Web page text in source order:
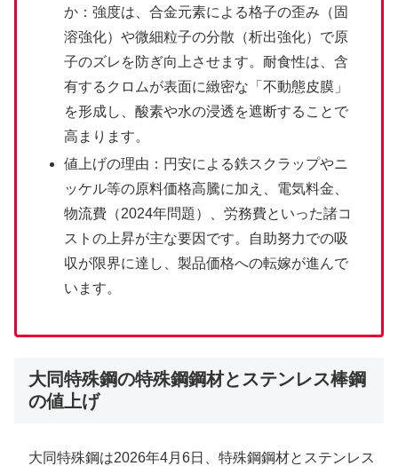
か：強度は、合金元素による格子の歪み（固
溶強化）や微細粒子の分散（析出強化）で原
子のズレを防ぎ向上させます。耐食性は、含
有するクロムが表面に緻密な「不動態皮膜」
を形成し、酸素や水の浸透を遮断することで
高まります。
値上げの理由：円安による鉄スクラップやニ
ッケル等の原料価格高騰に加え、電気料金、
物流費（2024年問題）、労務費といった諸コ
ストの上昇が主な要因です。自助努力での吸
収が限界に達し、製品価格への転嫁が進んで
います。
大同特殊鋼の特殊鋼鋼材とステンレス棒鋼
の値上げ
大同特殊鋼は2026年4月6日、特殊鋼鋼材とステンレス